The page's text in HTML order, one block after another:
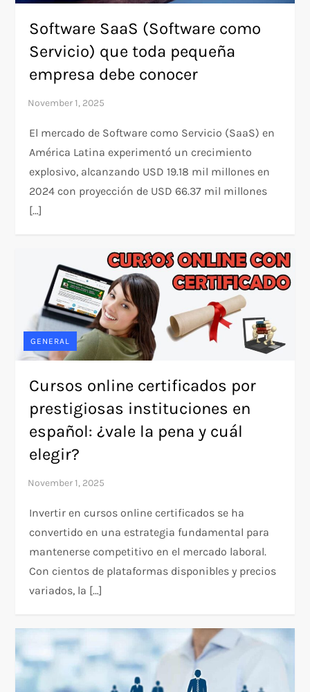
Software SaaS (Software como
Servicio) que toda pequeña
empresa debe conocer
El mercado de Software como Servicio (SaaS) en
América Latina experimentó un crecimiento
explosivo, alcanzando USD 19.18 mil millones en
2024 con proyección de USD 66.37 mil millones
[…]
GENERAL
Cursos online certificados por
prestigiosas instituciones en
español: ¿vale la pena y cuál
elegir?
Invertir en cursos online certificados se ha
convertido en una estrategia fundamental para
mantenerse competitivo en el mercado laboral.
Con cientos de plataformas disponibles y precios
variados, la […]